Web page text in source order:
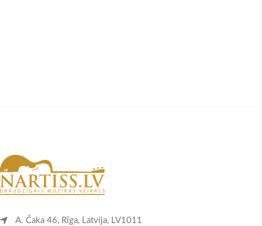
A. Čaka 46, Rīga, Latvija, LV1011